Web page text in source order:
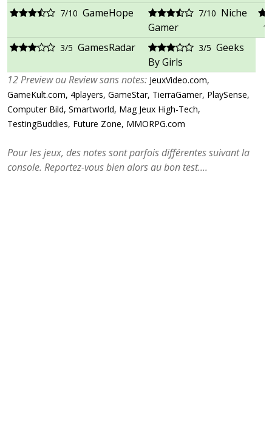
7/10 GameHope 7/10 Niche
Gamer
3/5 GamesRadar 3/5 Geeks
By Girls
12 Preview ou Review sans notes: JeuxVideo.com,
GameKult.com, 4players, GameStar, TierraGamer, PlaySense,
Computer Bild, Smartworld, Mag Jeux High-Tech,
TestingBuddies, Future Zone, MMORPG.com
Pour les jeux, des notes sont parfois différentes suivant la
console. Reportez-vous bien alors au bon test....